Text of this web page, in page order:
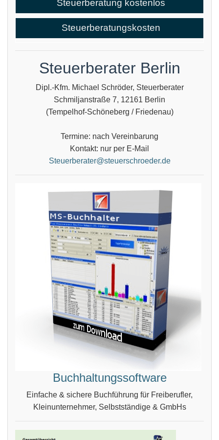
Steuerberatung kostenlos
Steuerberatungskosten
Steuerberater Berlin
Dipl.-Kfm. Michael Schröder, Steuerberater
Schmiljanstraße 7, 12161 Berlin
(Tempelhof-Schöneberg / Friedenau)
Termine: nach Vereinbarung
Kontakt: nur per E-Mail
Steuerberater@steuerschroeder.de
Buchhaltungssoftware
Einfache & sichere Buchführung für Freiberufler,
Kleinunternehmer, Selbstständige & GmbHs